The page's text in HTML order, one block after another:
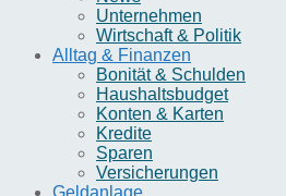
Unternehmen
Wirtschaft & Politik
Alltag & Finanzen
Bonität & Schulden
Haushaltsbudget
Konten & Karten
Kredite
Sparen
Versicherungen
Geldanlage